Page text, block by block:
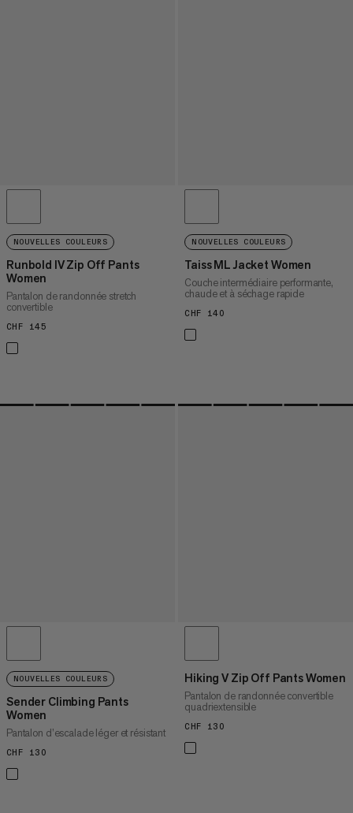
NOUVELLES COULEURS
Runbold IV Zip Off Pants
Women
Pantalon de randonnée stretch
convertible
CHF 145
NOUVELLES COULEURS
Taiss ML Jacket Women
Couche intermédiaire performante,
chaude et à séchage rapide
CHF 140
NOUVELLES COULEURS
Sender Climbing Pants
Women
Pantalon d’escalade léger et résistant
CHF 130
Hiking V Zip Off Pants Women
Pantalon de randonnée convertible
quadriextensible
CHF 130